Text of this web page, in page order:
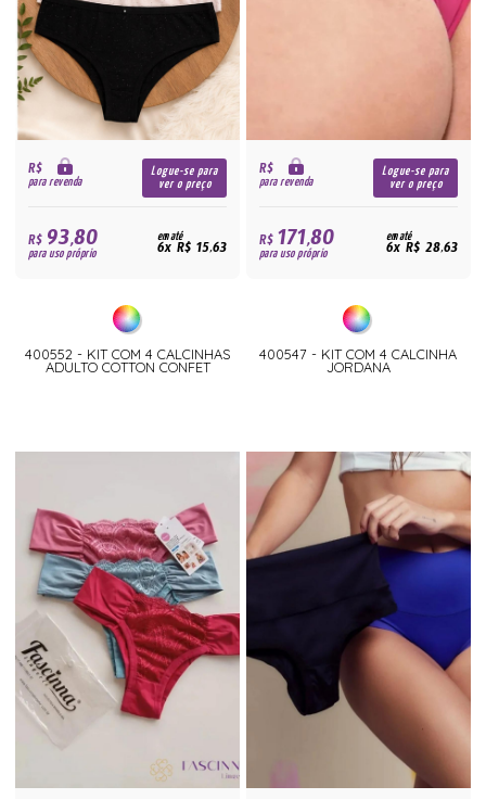
R$
para revenda
Logue-se para
ver o preço
R$93,80
para uso próprio
em até
6x R$ 15,63
400552 - KIT COM 4 CALCINHAS
ADULTO COTTON CONFET
R$
para revenda
Logue-se para
ver o preço
R$171,80
para uso próprio
em até
6x R$ 28,63
400547 - KIT COM 4 CALCINHA
JORDANA